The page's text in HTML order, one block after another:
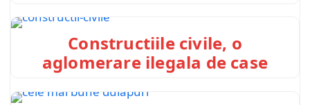
Constructiile civile, o
aglomerare ilegala de case